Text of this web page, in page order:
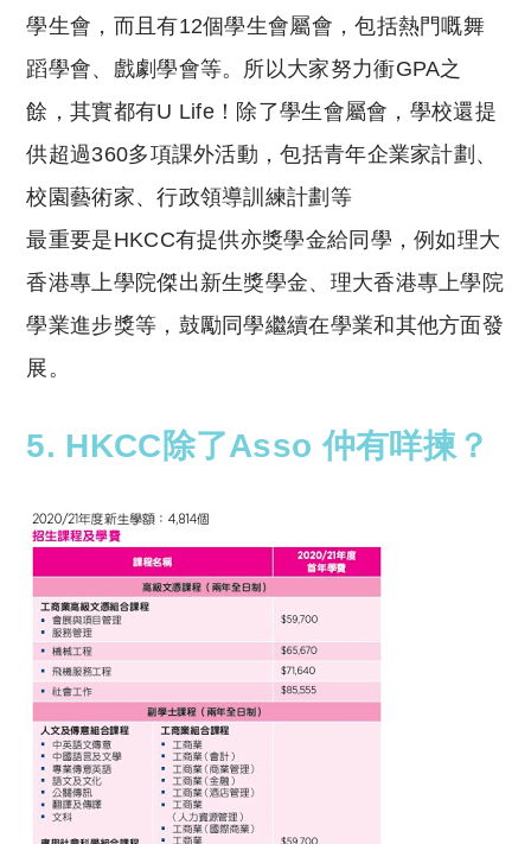
學生會，而且有12個學生會屬會，包括熱門嘅舞
蹈學會、戲劇學會等。所以大家努力衝GPA之
餘，其實都有U Life！ 除了學生會屬會，學校還提
供超過360多項課外活動，包括青年企業家計劃、
校園藝術家、行政領導訓練計劃等
最重要是HKCC有提供亦獎學金給同學，例如理大
香港專上學院傑出新生獎學金、理大香港專上學院
學業進步獎等，鼓勵同學繼續在學業和其他方面發
展。
5. HKCC除了Asso 仲有咩揀？